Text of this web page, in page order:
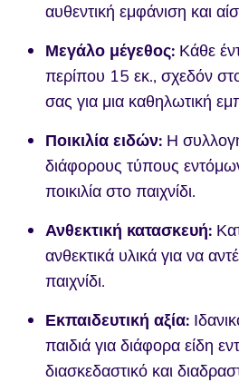
αυθεντική εμφάνιση και
Μεγάλο μέγεθος: Κάθε
περίπου 15 εκ., σχεδόν
σας για μια καθηλωτική
Ποικιλία ειδών: Η
διάφορους τύπους
ποικιλία στο παιχνίδι.
Ανθεκτική κατασκευή:
ανθεκτικά υλικά για να
παιχνίδι.
Εκπαιδευτική αξία:
παιδιά για διάφορα είδη
διασκεδαστικό και